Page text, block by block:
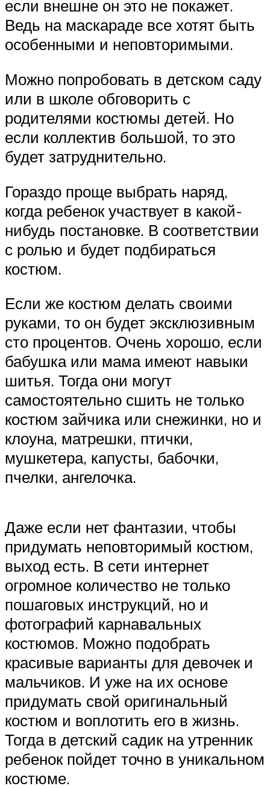
если внешне он это не покажет.
Ведь на маскараде все хотят быть
особенными и неповторимыми.
Можно попробовать в детском саду
или в школе обговорить с
родителями костюмы детей. Но
если коллектив большой, то это
будет затруднительно.
Гораздо проще выбрать наряд,
когда ребенок участвует в какой-
нибудь постановке. В соответствии
с ролью и будет подбираться
костюм.
Если же костюм делать своими
руками, то он будет эксклюзивным
сто процентов. Очень хорошо, если
бабушка или мама имеют навыки
шитья. Тогда они могут
самостоятельно сшить не только
костюм зайчика или снежинки, но и
клоуна, матрешки, птички,
мушкетера, капусты, бабочки,
пчелки, ангелочка.
Даже если нет фантазии, чтобы
придумать неповторимый костюм,
выход есть. В сети интернет
огромное количество не только
пошаговых инструкций, но и
фотографий карнавальных
костюмов. Можно подобрать
красивые варианты для девочек и
мальчиков. И уже на их основе
придумать свой оригинальный
костюм и воплотить его в жизнь.
Тогда в детский садик на утренник
ребенок пойдет точно в уникальном
костюме.